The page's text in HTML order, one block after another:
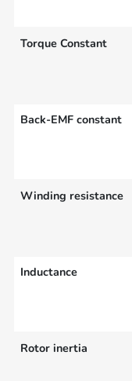
Torque Constant
Back-EMF constant
Winding resistance
Inductance
Rotor inertia